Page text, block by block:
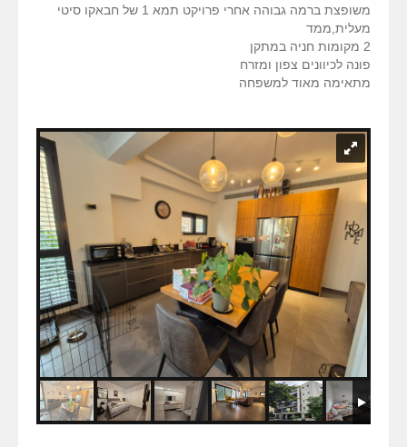
משופצת ברמה גבוהה אחרי פרויקט תמא 1 של חבאקו סיטי
מעלית,ממד
2 מקומות חניה במתקן
פונה לכיוונים צפון ומזרח
מתאימה מאוד למשפחה